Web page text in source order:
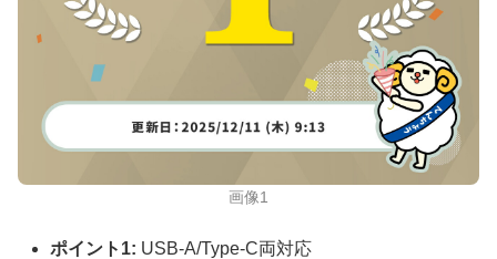
画像1
ポイント1: USB-A/Type-C両対応